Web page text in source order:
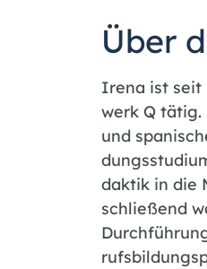
Über
Irena ist seit
werk Q tä­tig.
und
dak­tik in die
schlie­ßend